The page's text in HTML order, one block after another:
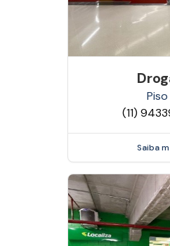
Piso
(11)
Saiba